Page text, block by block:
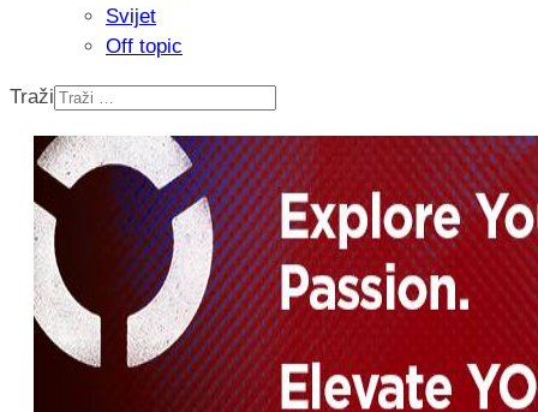
Recenzija: Einhell Professional CP-
nikada prije
Svijet
Off topic
Traži